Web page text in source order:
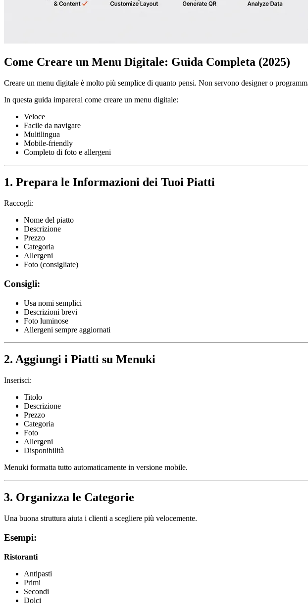
Come Creare un Menu Digitale: Guida Completa (2025)
Creare un menu digitale è molto più semplice di quanto pensi. Non servono designer o
In questa guida imparerai come creare un menu digitale:
Veloce
Facile da navigare
Multilingua
Mobile-friendly
Completo di foto e allergeni
1. Prepara le Informazioni dei Tuoi Piatti
Raccogli:
Nome del piatto
Descrizione
Prezzo
Categoria
Allergeni
Foto (consigliate)
Consigli:
Usa nomi semplici
Descrizioni brevi
Foto luminose
Allergeni sempre aggiornati
2. Aggiungi i Piatti su Menuki
Inserisci:
Titolo
Descrizione
Prezzo
Categoria
Foto
Allergeni
Disponibilità
Menuki formatta tutto automaticamente in versione mobile.
3. Organizza le Categorie
Una buona struttura aiuta i clienti a scegliere più velocemente.
Esempi:
Ristoranti
Antipasti
Primi
Secondi
Dolci